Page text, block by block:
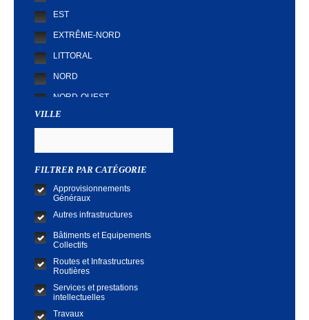
EST
EXTRÊME-NORD
LITTORAL
NORD
NORD-OUEST
SUD
VILLE
FILTRER PAR CATÉGORIE
Approvisionnements
Généraux
Autres infrastructures
Bâtiments et Equipements
Collectifs
Routes et Infrastructures
Routières
Services et prestations
intellectuelles
Travaux